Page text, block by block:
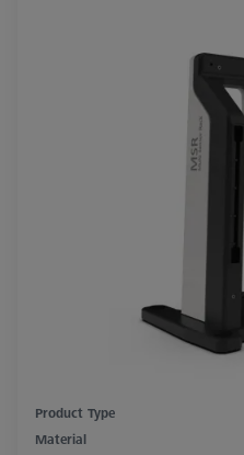
Product Type
Material